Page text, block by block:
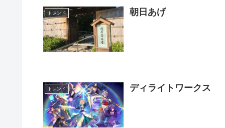
トレンド 朝日あげ
トレンド ディライトワークス